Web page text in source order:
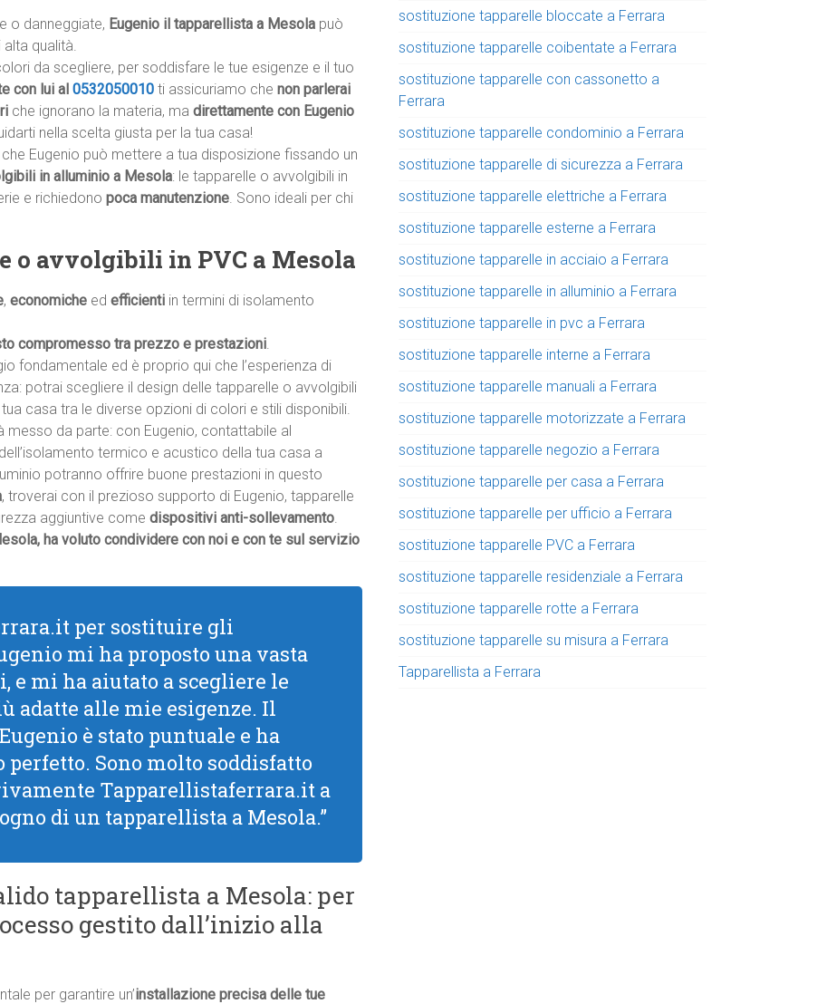
o danneggiate, Eugenio il tapparellista a Mesola può
qualità.
da scegliere, per soddisfare le tue esigenze e il tuo
con lui al 0532050010 ti assicuriamo che non parlerai
che ignorano la materia, ma direttamente con Eugenio
nella scelta giusta per la tua casa!
che Eugenio può mettere a tua disposizione fissando un
in alluminio a Mesola: le tapparelle o avvolgibili in
e richiedono poca manutenzione. Sono ideali per chi
o avvolgibili in PVC a Mesola
, economiche ed efficienti in termini di isolamento
compromesso tra prezzo e prestazioni.
fondamentale ed è proprio qui che l’esperienza di
potrai scegliere il design delle tapparelle o avvolgibili
casa tra le diverse opzioni di colori e stili disponibili.
messo da parte: con Eugenio, contattabile al
termico e acustico della tua casa a
potranno offrire buone prestazioni in questo
, troverai con il prezioso supporto di Eugenio, tapparelle
aggiuntive come dispositivi anti-sollevamento.
ha voluto condividere con noi e con te sul servizio
per sostituire gli
mi ha proposto una vasta
e mi ha aiutato a scegliere le
adatte alle mie esigenze. Il
è stato puntuale e ha
Sono molto soddisfatto
Tapparellistaferrara.it a
di un tapparellista a Mesola.”
tapparellista a Mesola: per
gestito dall’inizio alla
per garantire un’installazione precisa delle tue
sostituzione tapparelle bloccate a Ferrara
sostituzione tapparelle coibentate a Ferrara
sostituzione tapparelle con cassonetto a
Ferrara
sostituzione tapparelle condominio a Ferrara
sostituzione tapparelle di sicurezza a Ferrara
sostituzione tapparelle elettriche a Ferrara
sostituzione tapparelle esterne a Ferrara
sostituzione tapparelle in acciaio a Ferrara
sostituzione tapparelle in alluminio a Ferrara
sostituzione tapparelle in pvc a Ferrara
sostituzione tapparelle interne a Ferrara
sostituzione tapparelle manuali a Ferrara
sostituzione tapparelle motorizzate a Ferrara
sostituzione tapparelle negozio a Ferrara
sostituzione tapparelle per casa a Ferrara
sostituzione tapparelle per ufficio a Ferrara
sostituzione tapparelle PVC a Ferrara
sostituzione tapparelle residenziale a Ferrara
sostituzione tapparelle rotte a Ferrara
sostituzione tapparelle su misura a Ferrara
Tapparellista a Ferrara